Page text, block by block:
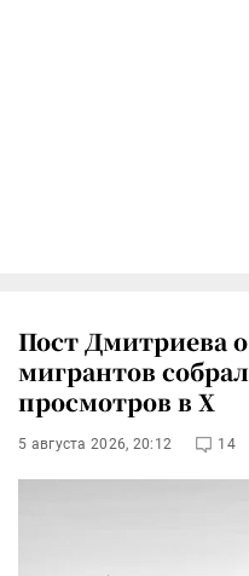
Пост Дмитриева
мигрантов
просмотров в X
5 августа 2026, 20:12 14